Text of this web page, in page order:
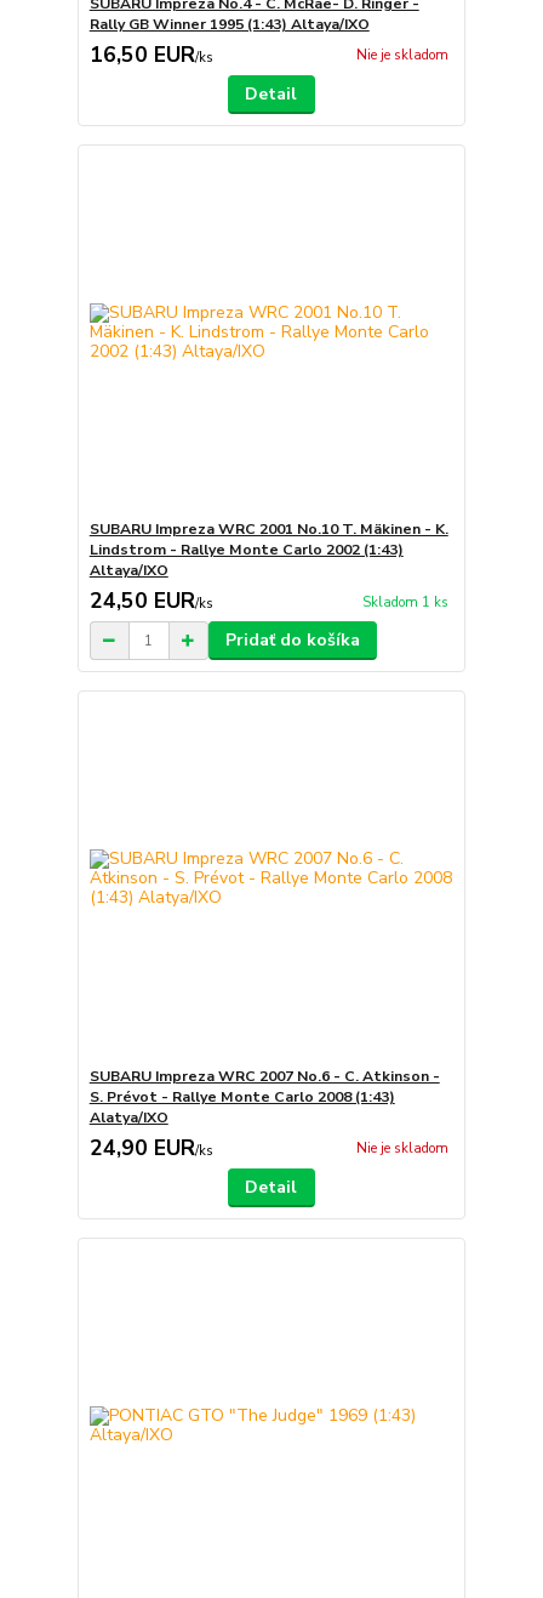
Rally GB Winner 1995 (1:43) Altaya/IXO
16,50 EUR/ks Nie je skladom
Detail
SUBARU Impreza WRC 2001 No.10 T. Mäkinen - K.
Lindstrom - Rallye Monte Carlo 2002 (1:43)
Altaya/IXO
24,50 EUR/ks Skladom 1 ks
Pridať do košíka
SUBARU Impreza WRC 2007 No.6 - C. Atkinson -
S. Prévot - Rallye Monte Carlo 2008 (1:43)
Alatya/IXO
24,90 EUR/ks Nie je skladom
Detail